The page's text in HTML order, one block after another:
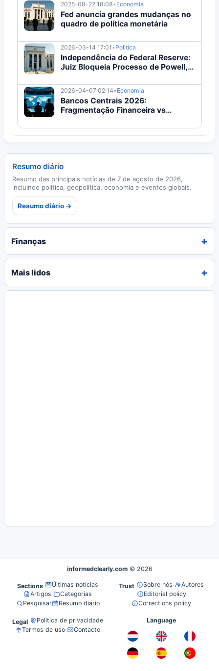
2025-08-22 18:08• Economia
Fed anuncia grandes mudanças no
quadro de política monetária
2026-03-14 17:01 • Politica
Independência do Federal Reserve:
Juiz Bloqueia Processo de Powell,
2026-04-07 02:14• Economia
Bancos Centrais 2026:
Fragmentação Financeira vs
Resumo diário
Resumo das principais notícias de 7 de agosto de 2026,
incluindo política, geopolítica, economia e eventos globais.
Resumo diário →
Finanças
Mais lidos
informedclearly.com © 2026
Sections
Últimas notícias
Artigos
Categorias
Pesquisar
Resumo diário
Trust Sobre nós
Autores
Editorial policy
Corrections policy
Legal
Política de privacidade
Termos de uso
Contacto
Language